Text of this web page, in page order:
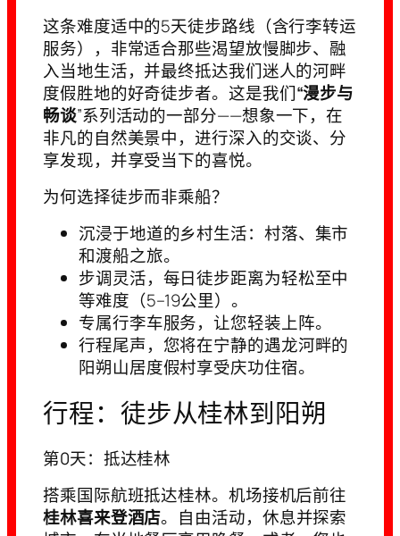
这条难度适中的5天徒步路线（含行李转运
服务），非常适合那些渴望放慢脚步、融
入当地生活，并最终抵达我们迷人的河畔
度假胜地的好奇徒步者。这是我们“漫步与
畅谈”系列活动的一部分——想象一下，在
非凡的自然美景中，进行深入的交谈、分
享发现，并享受当下的喜悦。
为何选择徒步而非乘船？
沉浸于地道的乡村生活：村落、集市
和渡船之旅。
步调灵活，每日徒步距离为轻松至中
等难度（5–19公里）。
专属行李车服务，让您轻装上阵。
行程尾声，您将在宁静的遇龙河畔的
阳朔山居度假村享受庆功住宿。
行程：徒步从桂林到阳朔
第0天：抵达桂林
搭乘国际航班抵达桂林。机场接机后前往
桂林喜来登酒店。自由活动，休息并探索